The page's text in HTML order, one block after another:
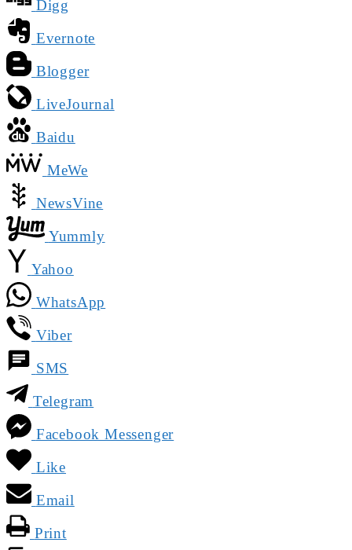
Digg
Evernote
Blogger
LiveJournal
Baidu
MeWe
NewsVine
Yummly
Yahoo
WhatsApp
Viber
SMS
Telegram
Facebook Messenger
Like
Email
Print